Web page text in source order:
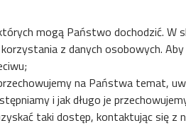
mogą Państwo dochodzić. W
z danych osobowych.
na Państwa temat,
i jak długo je
taki dostęp, kontaktując się z